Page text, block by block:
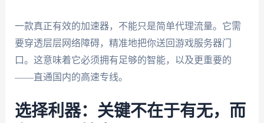
一款真正有效的加速器，不能只是简单代理流量。它需
要穿透层层网络障碍，精准地把你送回游戏服务器门
口。这意味着它必须拥有足够的智能，以及更重要的
——直通国内的高速专线。
选择利器：关键不在于有无，而